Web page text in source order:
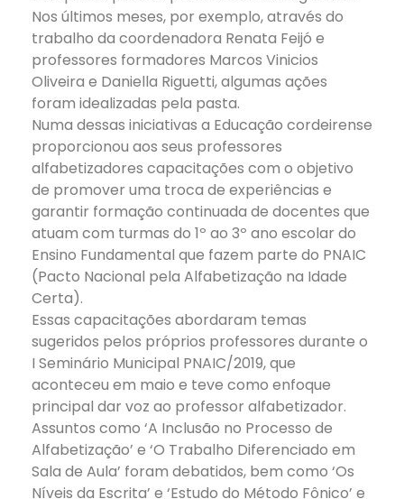
Nos últimos meses, por exemplo, através do
trabalho da coordenadora Renata Feijó e
professores formadores Marcos Vinicios
Oliveira e Daniella Riguetti, algumas ações
foram idealizadas pela pasta.
Numa dessas iniciativas a Educação cordeirense
proporcionou aos seus professores
alfabetizadores capacitações com o objetivo
de promover uma troca de experiências e
garantir formação continuada de docentes que
atuam com turmas do 1º ao 3º ano escolar do
Ensino Fundamental que fazem parte do PNAIC
(Pacto Nacional pela Alfabetização na Idade
Certa).
Essas capacitações abordaram temas
sugeridos pelos próprios professores durante o
I Seminário Municipal PNAIC/2019, que
aconteceu em maio e teve como enfoque
principal dar voz ao professor alfabetizador.
Assuntos como ‘A Inclusão no Processo de
Alfabetização’ e ‘O Trabalho Diferenciado em
Sala de Aula’ foram debatidos, bem como ‘Os
Níveis da Escrita’ e ‘Estudo do Método Fônico’ e